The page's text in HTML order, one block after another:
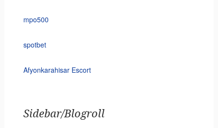
mpo500
spotbet
Afyonkarahisar Escort
Sidebar/Blogroll